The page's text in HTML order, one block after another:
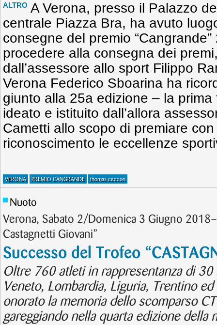
ALTRO A Verona, presso il Palazzo
centrale Piazza Bra, ha avuto
consegne del premio
procedere alla consegna dei
dall’assessore allo sport Filippo
Verona Federico Sboarina ha
giunto alla 25a edizione – la
ideato e istituito dall’allora
Cametti allo scopo di premiare
riconoscimento le eccellenze
VERONA PREMIO CANGRANDE thomas ceccon
Nuoto
Verona, Sabato 2/Domenica 3 Giugno
Castagnetti Giovani”
Successo del Trofeo
Oltre 760 atleti in rappresentanza di
Veneto, Lombardia, Liguria, Trentino ed
onorato la memoria dello scomparso
gareggiando nella quarta edizione della